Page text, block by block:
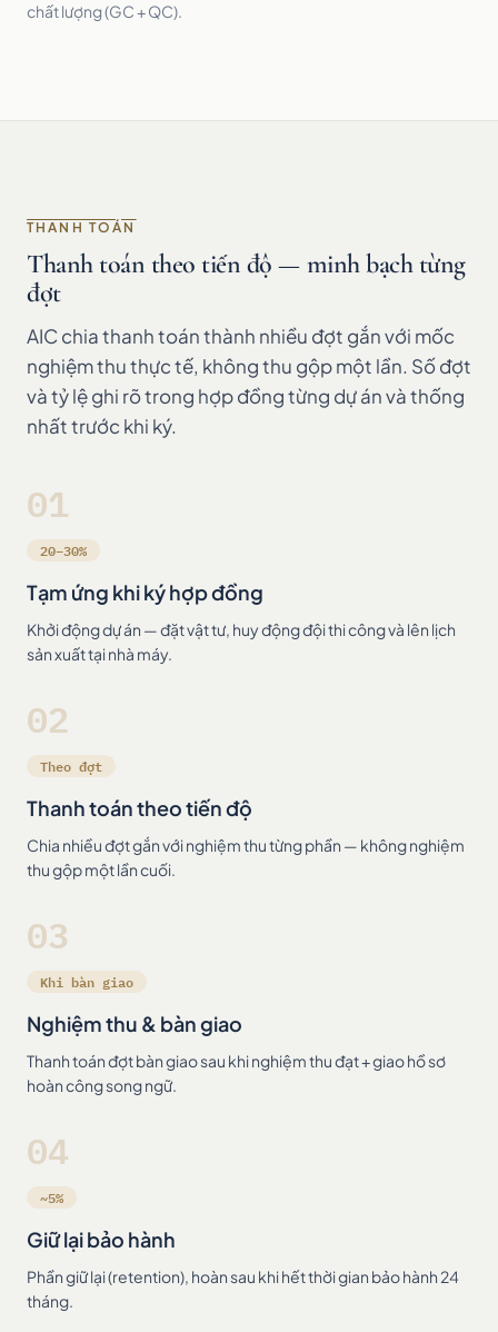
chất lượng (GC + QC).
THANH TOÁN
Thanh toán theo tiến độ — minh bạch từng
đợt
AIC chia thanh toán thành nhiều đợt gắn với mốc
nghiệm thu thực tế, không thu gộp một lần. Số đợt
và tỷ lệ ghi rõ trong hợp đồng từng dự án và thống
nhất trước khi ký.
01
20–30%
Tạm ứng khi ký hợp đồng
Khởi động dự án — đặt vật tư, huy động đội thi công và lên lịch
sản xuất tại nhà máy.
02
Theo đợt
Thanh toán theo tiến độ
Chia nhiều đợt gắn với nghiệm thu từng phần — không nghiệm
thu gộp một lần cuối.
03
Khi bàn giao
Nghiệm thu & bàn giao
Thanh toán đợt bàn giao sau khi nghiệm thu đạt + giao hồ sơ
hoàn công song ngữ.
04
~5%
Giữ lại bảo hành
Phần giữ lại (retention), hoàn sau khi hết thời gian bảo hành 24
tháng.